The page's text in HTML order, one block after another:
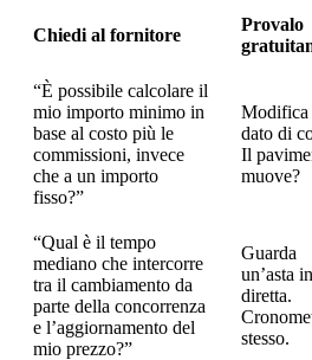
Chiedi al fornitore
Provalo
“È possibile calcolare il
mio importo minimo in
base al costo più le
commissioni, invece
che a un importo
fisso?”
Modifica
dato di
Il
muove?
“Qual è il tempo
mediano che intercorre
tra il cambiamento da
parte della concorrenza
e l’aggiornamento del
mio prezzo?”
Guarda
un’asta in
diretta.
stesso.